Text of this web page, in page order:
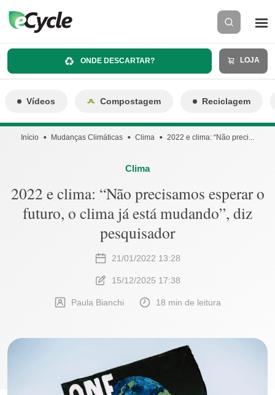
ONDE DESCARTAR? LOJA
Vídeos Compostagem Reciclagem
Início Mudanças Climáticas Clima 2022 e clima: “Não preci...
Clima
2022 e clima: “Não precisamos esperar o
futuro, o clima já está mudando”, diz
pesquisador
21/01/2022 13:28
15/12/2025 17:38
Paula Bianchi 18 min de leitura